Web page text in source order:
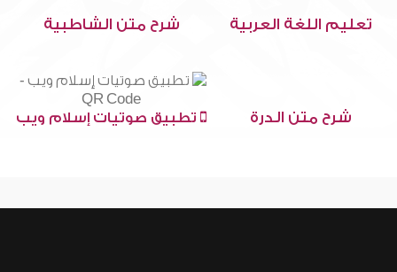
تعليم اللغة العربية شرح متن الشاطبية
شرح متن الدرة تطبيق صوتيات إسلام ويب